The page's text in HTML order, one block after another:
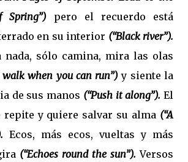
Spring”) pero el recuerdo está
en su interior (“Black river”).
nada, sólo camina, mira las olas
walk when you can run”) y siente la
de sus manos (“Push it along”). El
repite y quiere salvar su alma (“A
Ecos, más ecos, vueltas y más
(“Echoes round the sun”). Versos